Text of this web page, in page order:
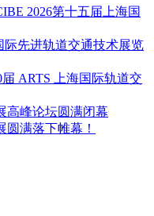
2026第十五届上海国
际先进轨道交通技术展览
ARTS 上海国际轨道交
高峰论坛圆满闭幕
满落下帷幕！